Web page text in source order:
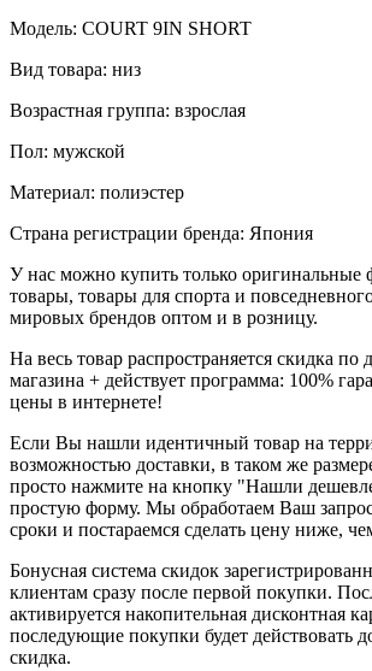
Модель: COURT 9IN SHORT
Вид товара: низ
Возрастная группа: взрослая
Пол: мужской
Материал: полиэстер
Страна регистрации бренда: Япония
У нас можно купить только оригинальные
товары, товары для спорта и
мировых брендов оптом и в розницу.
На весь товар распространяется скидка по
магазина + действует программа: 100%
цены в интернете!
Если Вы нашли идентичный товар на
возможностью доставки, в таком же
просто нажмите на кнопку "Нашли
простую форму. Мы обработаем Ваш
сроки и постараемся сделать цену ниже,
Бонусная система скидок
клиентам сразу после первой покупки.
активируется накопительная дисконтная
последующие покупки будет действовать
скидка.